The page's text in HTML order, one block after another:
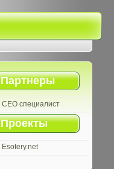
Партнеры
СЕО специалист
Проекты
Esotery.net